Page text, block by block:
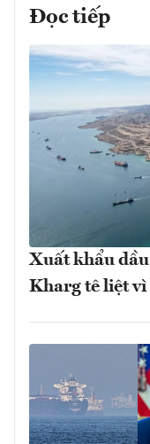
Đọc tiếp
Xuất khẩu
Kharg tê liệt vì